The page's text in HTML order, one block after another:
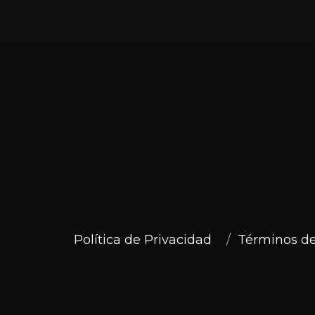
Política de Privacidad Términos